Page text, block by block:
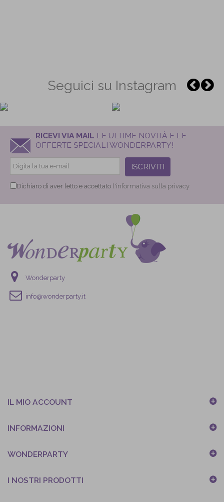
Seguici su Instagram
RICEVI VIA MAIL LE ULTIME NOVITÀ E LE
OFFERTE SPECIALI WONDERPARTY!
ISCRIVITI
Dichiaro di aver letto e accettato l'informativa sulla privacy
Wonderparty
info@wonderparty.it
IL MIO ACCOUNT
INFORMAZIONI
WONDERPARTY
I NOSTRI PRODOTTI